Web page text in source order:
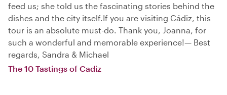
feed us; she told us the fascinating stories behind the
dishes and the city itself.If you are visiting Cádiz, this
tour is an absolute must-do. Thank you, Joanna, for
such a wonderful and memorable experience!— Best
regards, Sandra & Michael
The 10 Tastings of Cadiz